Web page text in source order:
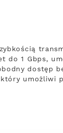
do 1 Gbps,
dostęp
umożliwi